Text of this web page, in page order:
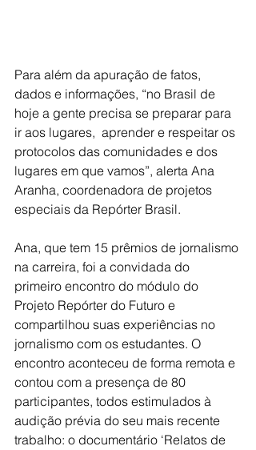
Para além da apuração de fatos,
dados e informações, “no Brasil de
hoje a gente precisa se preparar para
ir aos lugares,  aprender e respeitar os
protocolos das comunidades e dos
lugares em que vamos”, alerta Ana
Aranha, coordenadora de projetos
especiais da Repórter Brasil.
Ana, que tem 15 prêmios de jornalismo
na carreira, foi a convidada do
primeiro encontro do módulo do
Projeto Repórter do Futuro e
compartilhou suas experiências no
jornalismo com os estudantes. O
encontro aconteceu de forma remota e
contou com a presença de 80
participantes, todos estimulados à
audição prévia do seu mais recente
trabalho: o documentário ‘Relatos de